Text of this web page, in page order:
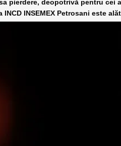
pierdere, deopotrivă pentru cei
INSEMEX Petrosani este